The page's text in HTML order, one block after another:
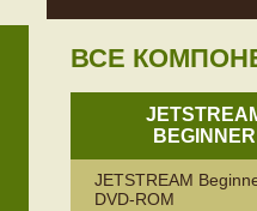
ВСЕ
BEGINNER
JETSTREAM
DVD-ROM